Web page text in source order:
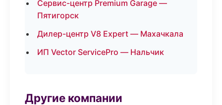
Сервис-центр Premium Garage —
Пятигорск
Дилер-центр V8 Expert — Махачкала
ИП Vector ServicePro — Нальчик
Другие компании